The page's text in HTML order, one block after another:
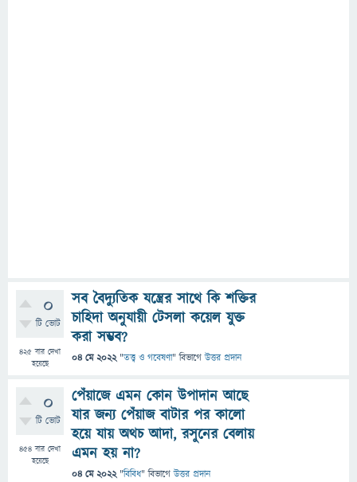
0
টি ভোট
425 বার দেখা
হয়েছে
সব বৈদ্যুতিক যন্ত্রের সাথে কি শক্তির
চাহিদা অনুযায়ী টেসলা কয়েল যুক্ত
করা সম্ভব?
04 মে 2022 "তত্ত্ব ও গবেষণা" বিভাগে উত্তর প্রদান
0
টি ভোট
454 বার দেখা
হয়েছে
পেঁয়াজে এমন কোন উপাদান আছে
যার জন্য পেঁয়াজ বাটার পর কালো
হয়ে যায় অথচ আদা, রসুনের বেলায়
এমন হয় না?
04 মে 2022 "বিবিধ" বিভাগে উত্তর প্রদান